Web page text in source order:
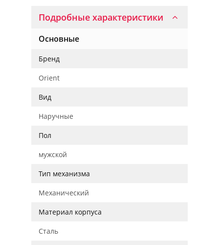
Подробные характеристики
Основные
Бренд
Orient
Вид
Наручные
Пол
мужской
Тип механизма
Механический
Материал корпуса
Сталь